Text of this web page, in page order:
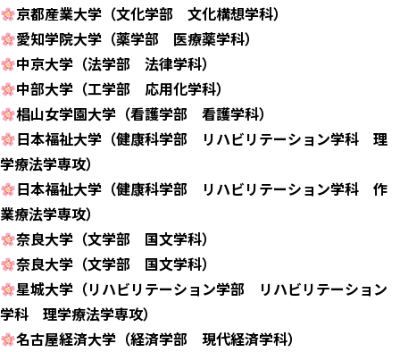
京都産業大学（文化学部 文化構想学科）
愛知学院大学（薬学部 医療薬学科）
中京大学（法学部 法律学科）
中部大学（工学部 応用化学科）
椙山女学園大学（看護学部 看護学科）
日本福祉大学（健康科学部 リハビリテーション学科 理
学療法学専攻）
日本福祉大学（健康科学部 リハビリテーション学科 作
業療法学専攻）
奈良大学（文学部 国文学科）
奈良大学（文学部 国文学科）
星城大学（リハビリテーション学部 リハビリテーション
学科 理学療法学専攻）
名古屋経済大学（経済学部 現代経済学科）